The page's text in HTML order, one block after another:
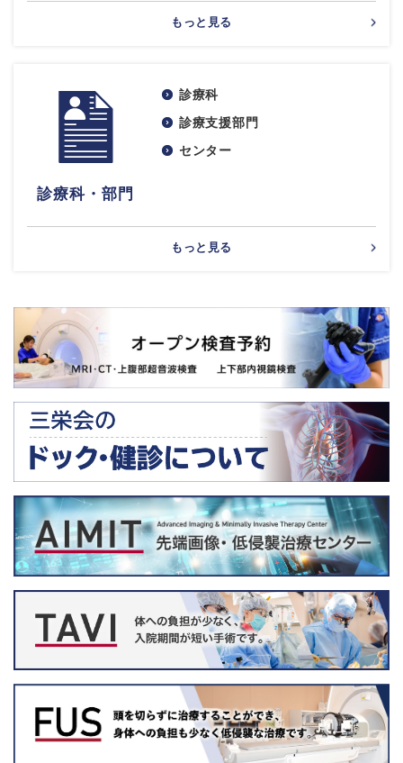
もっと見る
診療科・部門
診療科
診療支援部門
センター
もっと見る